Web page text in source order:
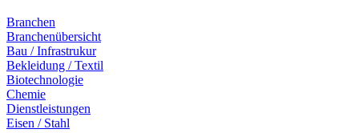
Branchen
Branchenübersicht
Bau / Infrastrukur
Bekleidung / Textil
Biotechnologie
Chemie
Dienstleistungen
Eisen / Stahl